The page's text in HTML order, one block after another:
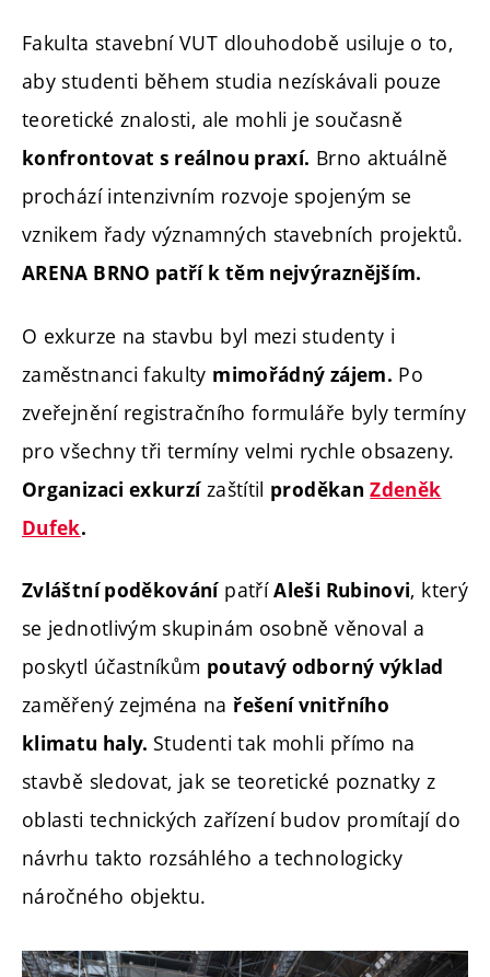
Fakulta stavební VUT dlouhodobě usiluje o to,
aby studenti během studia nezískávali pouze
teoretické znalosti, ale mohli je současně
konfrontovat s reálnou praxí. Brno aktuálně
prochází intenzivním rozvoje spojeným se
vznikem řady významných stavebních projektů.
ARENA BRNO patří k těm nejvýraznějším.
O exkurze na stavbu byl mezi studenty i
zaměstnanci fakulty mimořádný zájem. Po
zveřejnění registračního formuláře byly termíny
pro všechny tři termíny velmi rychle obsazeny.
Organizaci exkurzízaštítil proděkan Zdeněk
Dufek.
Zvláštní poděkovánípatříAleši Rubinovi, který
se jednotlivým skupinám osobně věnoval a
poskytl účastníkům poutavý odborný výklad
zaměřený zejména nařešení vnitřního
klimatu haly. Studenti tak mohli přímo na
stavbě sledovat, jak se teoretické poznatky z
oblasti technických zařízení budov promítají do
návrhu takto rozsáhlého a technologicky
náročného objektu.